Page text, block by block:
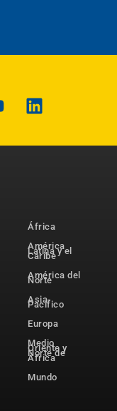
África
América
Latina y el
Caribe
América del
Norte
Asia-
Pacífico
Europa
Medio
Oriente y
Norte de
África
Mundo